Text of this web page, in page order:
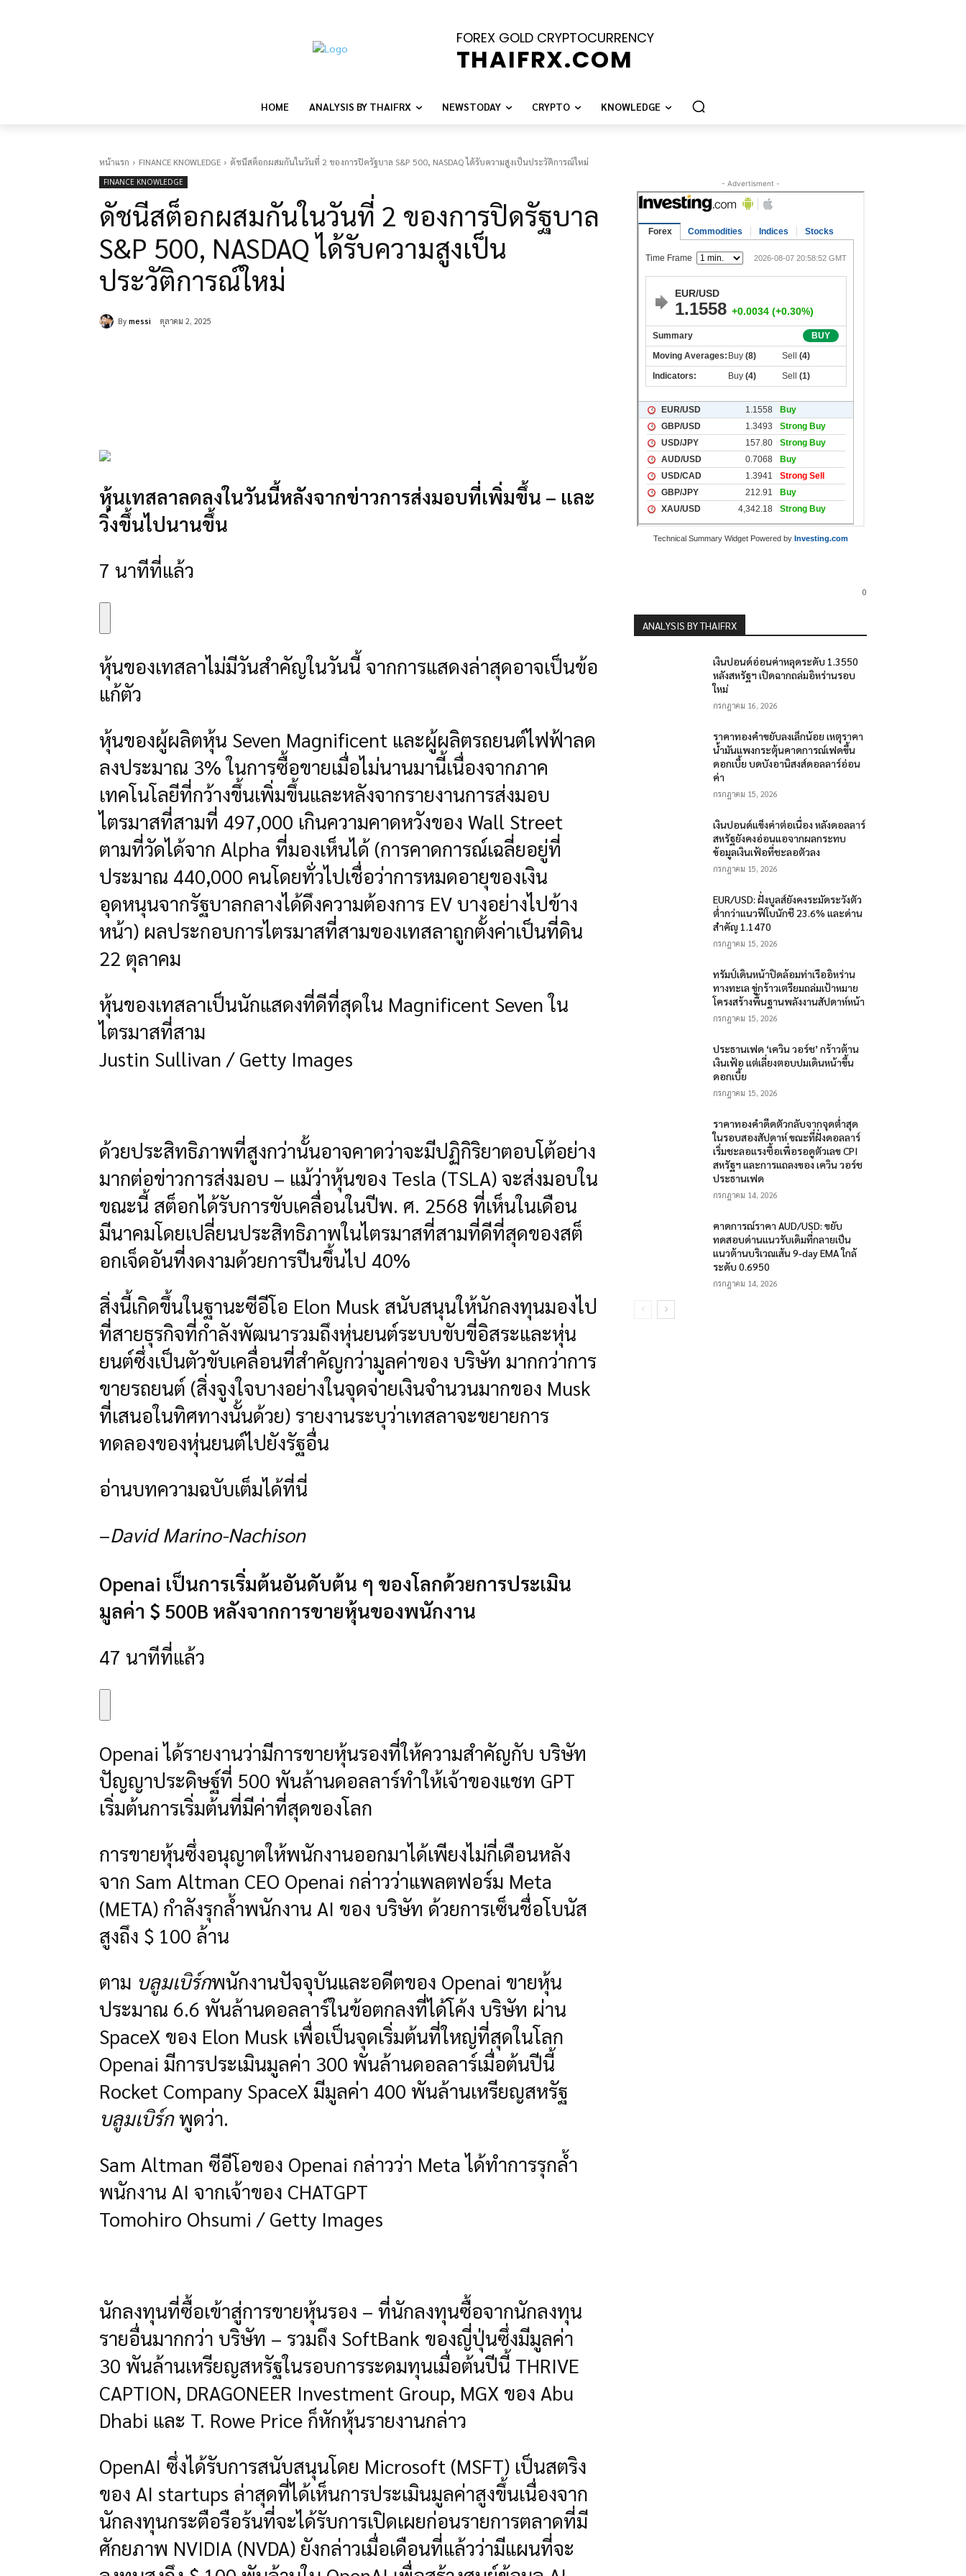
FOREX GOLD CRYPTOCURRENCY
THAIFRX.COM
HOME ANALYSIS BY THAIFRX NEWSTODAY CRYPTO KNOWLEDGE
หน้าแรก FINANCE KNOWLEDGE ดัชนีสต็อกผสมกันในวันที่ 2 ของการปิดรัฐบาล S&P 500, NASDAQ ได้รับความสูงเป็นประวัติการณ์ใหม่
FINANCE KNOWLEDGE
ดัชนีสต็อกผสมกันในวันที่ 2 ของการปิดรัฐบาล
S&P 500, NASDAQ ได้รับความสูงเป็น
ประวัติการณ์ใหม่
By messi ตุลาคม 2, 2025
หุ้นเทสลาลดลงในวันนี้หลังจากข่าวการส่งมอบที่เพิ่มขึ้น – และ
วิ่งขึ้นไปนานขึ้น
7 นาทีที่แล้ว
หุ้นของเทสลาไม่มีวันสำคัญในวันนี้ จากการแสดงล่าสุดอาจเป็นข้อ
แก้ตัว
หุ้นของผู้ผลิตหุ้น Seven Magnificent และผู้ผลิตรถยนต์ไฟฟ้าลด
ลงประมาณ 3% ในการซื้อขายเมื่อไม่นานมานี้เนื่องจากภาค
เทคโนโลยีที่กว้างขึ้นเพิ่มขึ้นและหลังจากรายงานการส่งมอบ
ไตรมาสที่สามที่ 497,000 เกินความคาดหวังของ Wall Street
ตามที่วัดได้จาก Alpha ที่มองเห็นได้ (การคาดการณ์เฉลี่ยอยู่ที่
ประมาณ 440,000 คนโดยทั่วไปเชื่อว่าการหมดอายุของเงิน
อุดหนุนจากรัฐบาลกลางได้ดึงความต้องการ EV บางอย่างไปข้าง
หน้า) ผลประกอบการไตรมาสที่สามของเทสลาถูกตั้งค่าเป็นที่ดิน
22 ตุลาคม
หุ้นของเทสลาเป็นนักแสดงที่ดีที่สุดใน Magnificent Seven ใน
ไตรมาสที่สาม
Justin Sullivan / Getty Images
ด้วยประสิทธิภาพที่สูงกว่านั้นอาจคาดว่าจะมีปฏิกิริยาตอบโต้อย่าง
มากต่อข่าวการส่งมอบ – แม้ว่าหุ้นของ Tesla (TSLA) จะส่งมอบใน
ขณะนี้ สต็อกได้รับการขับเคลื่อนในปีพ. ศ. 2568 ที่เห็นในเดือน
มีนาคมโดยเปลี่ยนประสิทธิภาพในไตรมาสที่สามที่ดีที่สุดของสต็
อกเจ็ดอันที่งดงามด้วยการปีนขึ้นไป 40%
สิ่งนี้เกิดขึ้นในฐานะซีอีโอ Elon Musk สนับสนุนให้นักลงทุนมองไป
ที่สายธุรกิจที่กำลังพัฒนารวมถึงหุ่นยนต์ระบบขับขี่อิสระและหุ่น
ยนต์ซึ่งเป็นตัวขับเคลื่อนที่สำคัญกว่ามูลค่าของ บริษัท มากกว่าการ
ขายรถยนต์ (สิ่งจูงใจบางอย่างในจุดจ่ายเงินจำนวนมากของ Musk
ที่เสนอในทิศทางนั้นด้วย) รายงานระบุว่าเทสลาจะขยายการ
ทดลองของหุ่นยนต์ไปยังรัฐอื่น
อ่านบทความฉบับเต็มได้ที่นี่
–David Marino-Nachison
Openai เป็นการเริ่มต้นอันดับต้น ๆ ของโลกด้วยการประเมิน
มูลค่า $ 500B หลังจากการขายหุ้นของพนักงาน
47 นาทีที่แล้ว
Openai ได้รายงานว่ามีการขายหุ้นรองที่ให้ความสำคัญกับ บริษัท
ปัญญาประดิษฐ์ที่ 500 พันล้านดอลลาร์ทำให้เจ้าของแชท GPT
เริ่มต้นการเริ่มต้นที่มีค่าที่สุดของโลก
การขายหุ้นซึ่งอนุญาตให้พนักงานออกมาได้เพียงไม่กี่เดือนหลัง
จาก Sam Altman CEO Openai กล่าวว่าแพลตฟอร์ม Meta
(META) กำลังรุกล้ำพนักงาน AI ของ บริษัท ด้วยการเซ็นชื่อโบนัส
สูงถึง $ 100 ล้าน
ตาม บลูมเบิร์กพนักงานปัจจุบันและอดีตของ Openai ขายหุ้น
ประมาณ 6.6 พันล้านดอลลาร์ในข้อตกลงที่ได้โค้ง บริษัท ผ่าน
SpaceX ของ Elon Musk เพื่อเป็นจุดเริ่มต้นที่ใหญ่ที่สุดในโลก
Openai มีการประเมินมูลค่า 300 พันล้านดอลลาร์เมื่อต้นปีนี้
Rocket Company SpaceX มีมูลค่า 400 พันล้านเหรียญสหรัฐ
บลูมเบิร์กพูดว่า.
Sam Altman ซีอีโอของ Openai กล่าวว่า Meta ได้ทำการรุกล้ำ
พนักงาน AI จากเจ้าของ CHATGPT
Tomohiro Ohsumi / Getty Images
นักลงทุนที่ซื้อเข้าสู่การขายหุ้นรอง – ที่นักลงทุนซื้อจากนักลงทุน
รายอื่นมากกว่า บริษัท – รวมถึง SoftBank ของญี่ปุ่นซึ่งมีมูลค่า
30 พันล้านเหรียญสหรัฐในรอบการระดมทุนเมื่อต้นปีนี้ THRIVE
CAPTION, DRAGONEER Investment Group, MGX ของ Abu ​​
Dhabi และ T. Rowe Price ก็หักหุ้นรายงานกล่าว
OpenAI ซึ่งได้รับการสนับสนุนโดย Microsoft (MSFT) เป็นสตริง
ของ AI startups ล่าสุดที่ได้เห็นการประเมินมูลค่าสูงขึ้นเนื่องจาก
นักลงทุนกระตือรือร้นที่จะได้รับการเปิดเผยก่อนรายการตลาดที่มี
ศักยภาพ NVIDIA (NVDA) ยังกล่าวเมื่อเดือนที่แล้วว่ามีแผนที่จะ
- Advertisment -
Technical Summary Widget Powered by Investing.com
0
ANALYSIS BY THAIFRX
เงินปอนด์อ่อนค่าหลุดระดับ 1.3550
หลังสหรัฐฯ เปิดฉากถล่มอิหร่านรอบ
ใหม่
กรกฎาคม 16, 2026
ราคาทองคำขยับลงเล็กน้อย เหตุราคา
น้ำมันแพงกระตุ้นคาดการณ์เฟดขึ้น
ดอกเบี้ย บดบังอานิสงส์ดอลลาร์อ่อน
ค่า
กรกฎาคม 15, 2026
เงินปอนด์แข็งค่าต่อเนื่อง หลังดอลลาร์
สหรัฐยังคงอ่อนแอจากผลกระทบ
ข้อมูลเงินเฟ้อที่ชะลอตัวลง
กรกฎาคม 15, 2026
EUR/USD: ฝั่งบูลส์ยังคงระมัดระวังตัว
ต่ำกว่าแนวฟีโบนักชี 23.6% และด่าน
สำคัญ 1.1470
กรกฎาคม 15, 2026
ทรัมป์เดินหน้าปิดล้อมท่าเรืออิหร่าน
ทางทะเล ขู่กร้าวเตรียมถล่มเป้าหมาย
โครงสร้างพื้นฐานพลังงานสัปดาห์หน้า
กรกฎาคม 15, 2026
ประธานเฟด ‘เควิน วอร์ช’ กร้าวต้าน
เงินเฟ้อ แต่เลี่ยงตอบปมเดินหน้าขึ้น
ดอกเบี้ย
กรกฎาคม 15, 2026
ราคาทองคำดีดตัวกลับจากจุดต่ำสุด
ในรอบสองสัปดาห์ ขณะที่ฝั่งดอลลาร์
เริ่มชะลอแรงซื้อเพื่อรอดูตัวเลข CPI
สหรัฐฯ และการแถลงของ เควิน วอร์ช
ประธานเฟด
กรกฎาคม 14, 2026
คาดการณ์ราคา AUD/USD: ขยับ
ทดสอบด่านแนวรับเดิมที่กลายเป็น
แนวต้านบริเวณเส้น 9-day EMA ใกล้
ระดับ 0.6950
กรกฎาคม 14, 2026